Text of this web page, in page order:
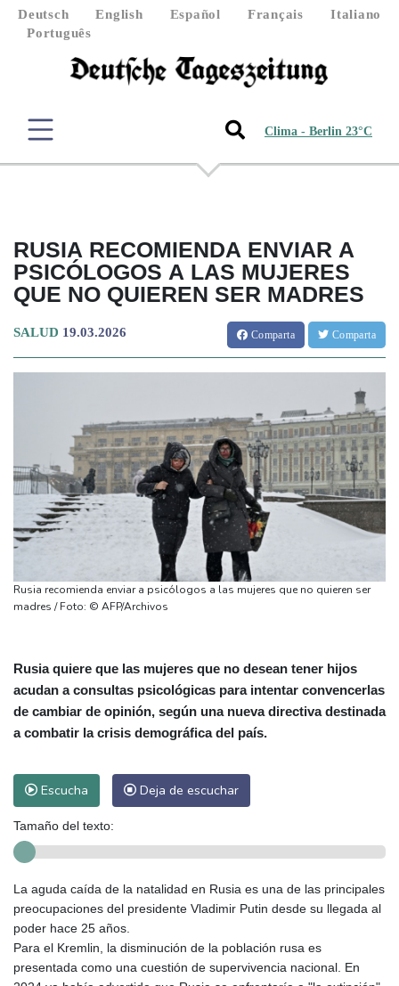
Deutsch English Español Français
Italiano
Português
Clima - Berlin 23°C
RUSIA RECOMIENDA ENVIAR A
PSICÓLOGOS A LAS MUJERES
QUE NO QUIEREN SER MADRES
SALUD 19.03.2026 Comparta Comparta
Rusia recomienda enviar a psicólogos a las mujeres que no quieren ser
madres / Foto: © AFP/Archivos
Rusia quiere que las mujeres que no desean tener hijos
acudan a consultas psicológicas para intentar convencerlas
de cambiar de opinión, según una nueva directiva destinada
a combatir la crisis demográfica del país.
Escucha Deja de escuchar
Tamaño del texto:
La aguda caída de la natalidad en Rusia es una de las principales
preocupaciones del presidente Vladimir Putin desde su llegada al
poder hace 25 años.
Para el Kremlin, la disminución de la población rusa es
presentada como una cuestión de supervivencia nacional. En